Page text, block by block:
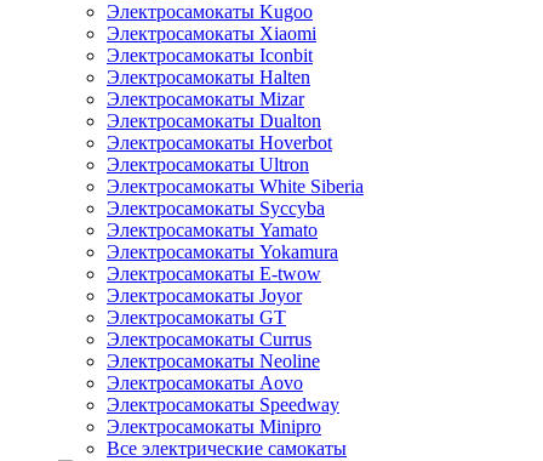
Электросамокаты Kugoo
Электросамокаты Xiaomi
Электросамокаты Iconbit
Электросамокаты Halten
Электросамокаты Mizar
Электросамокаты Dualton
Электросамокаты Hoverbot
Электросамокаты Ultron
Электросамокаты White Siberia
Электросамокаты Syccyba
Электросамокаты Yamato
Электросамокаты Yokamura
Электросамокаты E-twow
Электросамокаты Joyor
Электросамокаты GT
Электросамокаты Currus
Электросамокаты Neoline
Электросамокаты Aovo
Электросамокаты Speedway
Электросамокаты Minipro
Все электрические самокаты